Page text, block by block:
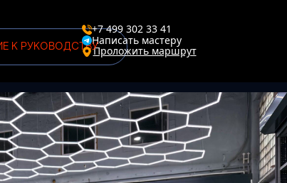
К РУКОВОДСТВУ
+7 499 302 33 41
Написать мастеру
Проложить маршрут